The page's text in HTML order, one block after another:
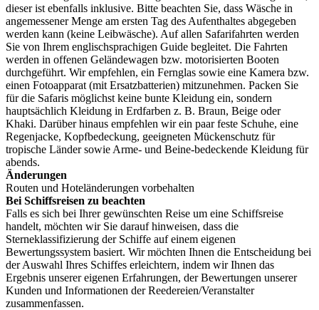
dieser ist ebenfalls inklusive. Bitte beachten Sie, dass Wäsche in
angemessener Menge am ersten Tag des Aufenthaltes abgegeben
werden kann (keine Leibwäsche). Auf allen Safarifahrten werden
Sie von Ihrem englischsprachigen Guide begleitet. Die Fahrten
werden in offenen Geländewagen bzw. motorisierten Booten
durchgeführt. Wir empfehlen, ein Fernglas sowie eine Kamera bzw.
einen Fotoapparat (mit Ersatzbatterien) mitzunehmen. Packen Sie
für die Safaris möglichst keine bunte Kleidung ein, sondern
hauptsächlich Kleidung in Erdfarben z. B. Braun, Beige oder
Khaki. Darüber hinaus empfehlen wir ein paar feste Schuhe, eine
Regenjacke, Kopfbedeckung, geeigneten Mückenschutz für
tropische Länder sowie Arme- und Beine-bedeckende Kleidung für
abends.
Änderungen
Routen und Hoteländerungen vorbehalten
Bei Schiffsreisen zu beachten
Falls es sich bei Ihrer gewünschten Reise um eine Schiffsreise
handelt, möchten wir Sie darauf hinweisen, dass die
Sterneklassifizierung der Schiffe auf einem eigenen
Bewertungssystem basiert. Wir möchten Ihnen die Entscheidung bei
der Auswahl Ihres Schiffes erleichtern, indem wir Ihnen das
Ergebnis unserer eigenen Erfahrungen, der Bewertungen unserer
Kunden und Informationen der Reedereien/Veranstalter
zusammenfassen.